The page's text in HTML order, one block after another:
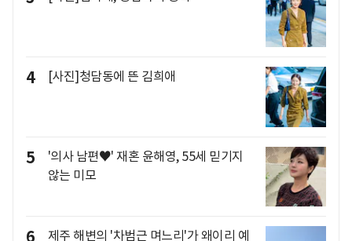
4 [사진]청담동에 뜬 김희애
5
'의사 남편♥' 재혼 윤해영, 55세 믿기지
않는 미모
제주 해변의 '차범근 며느리'가 왜이리 예